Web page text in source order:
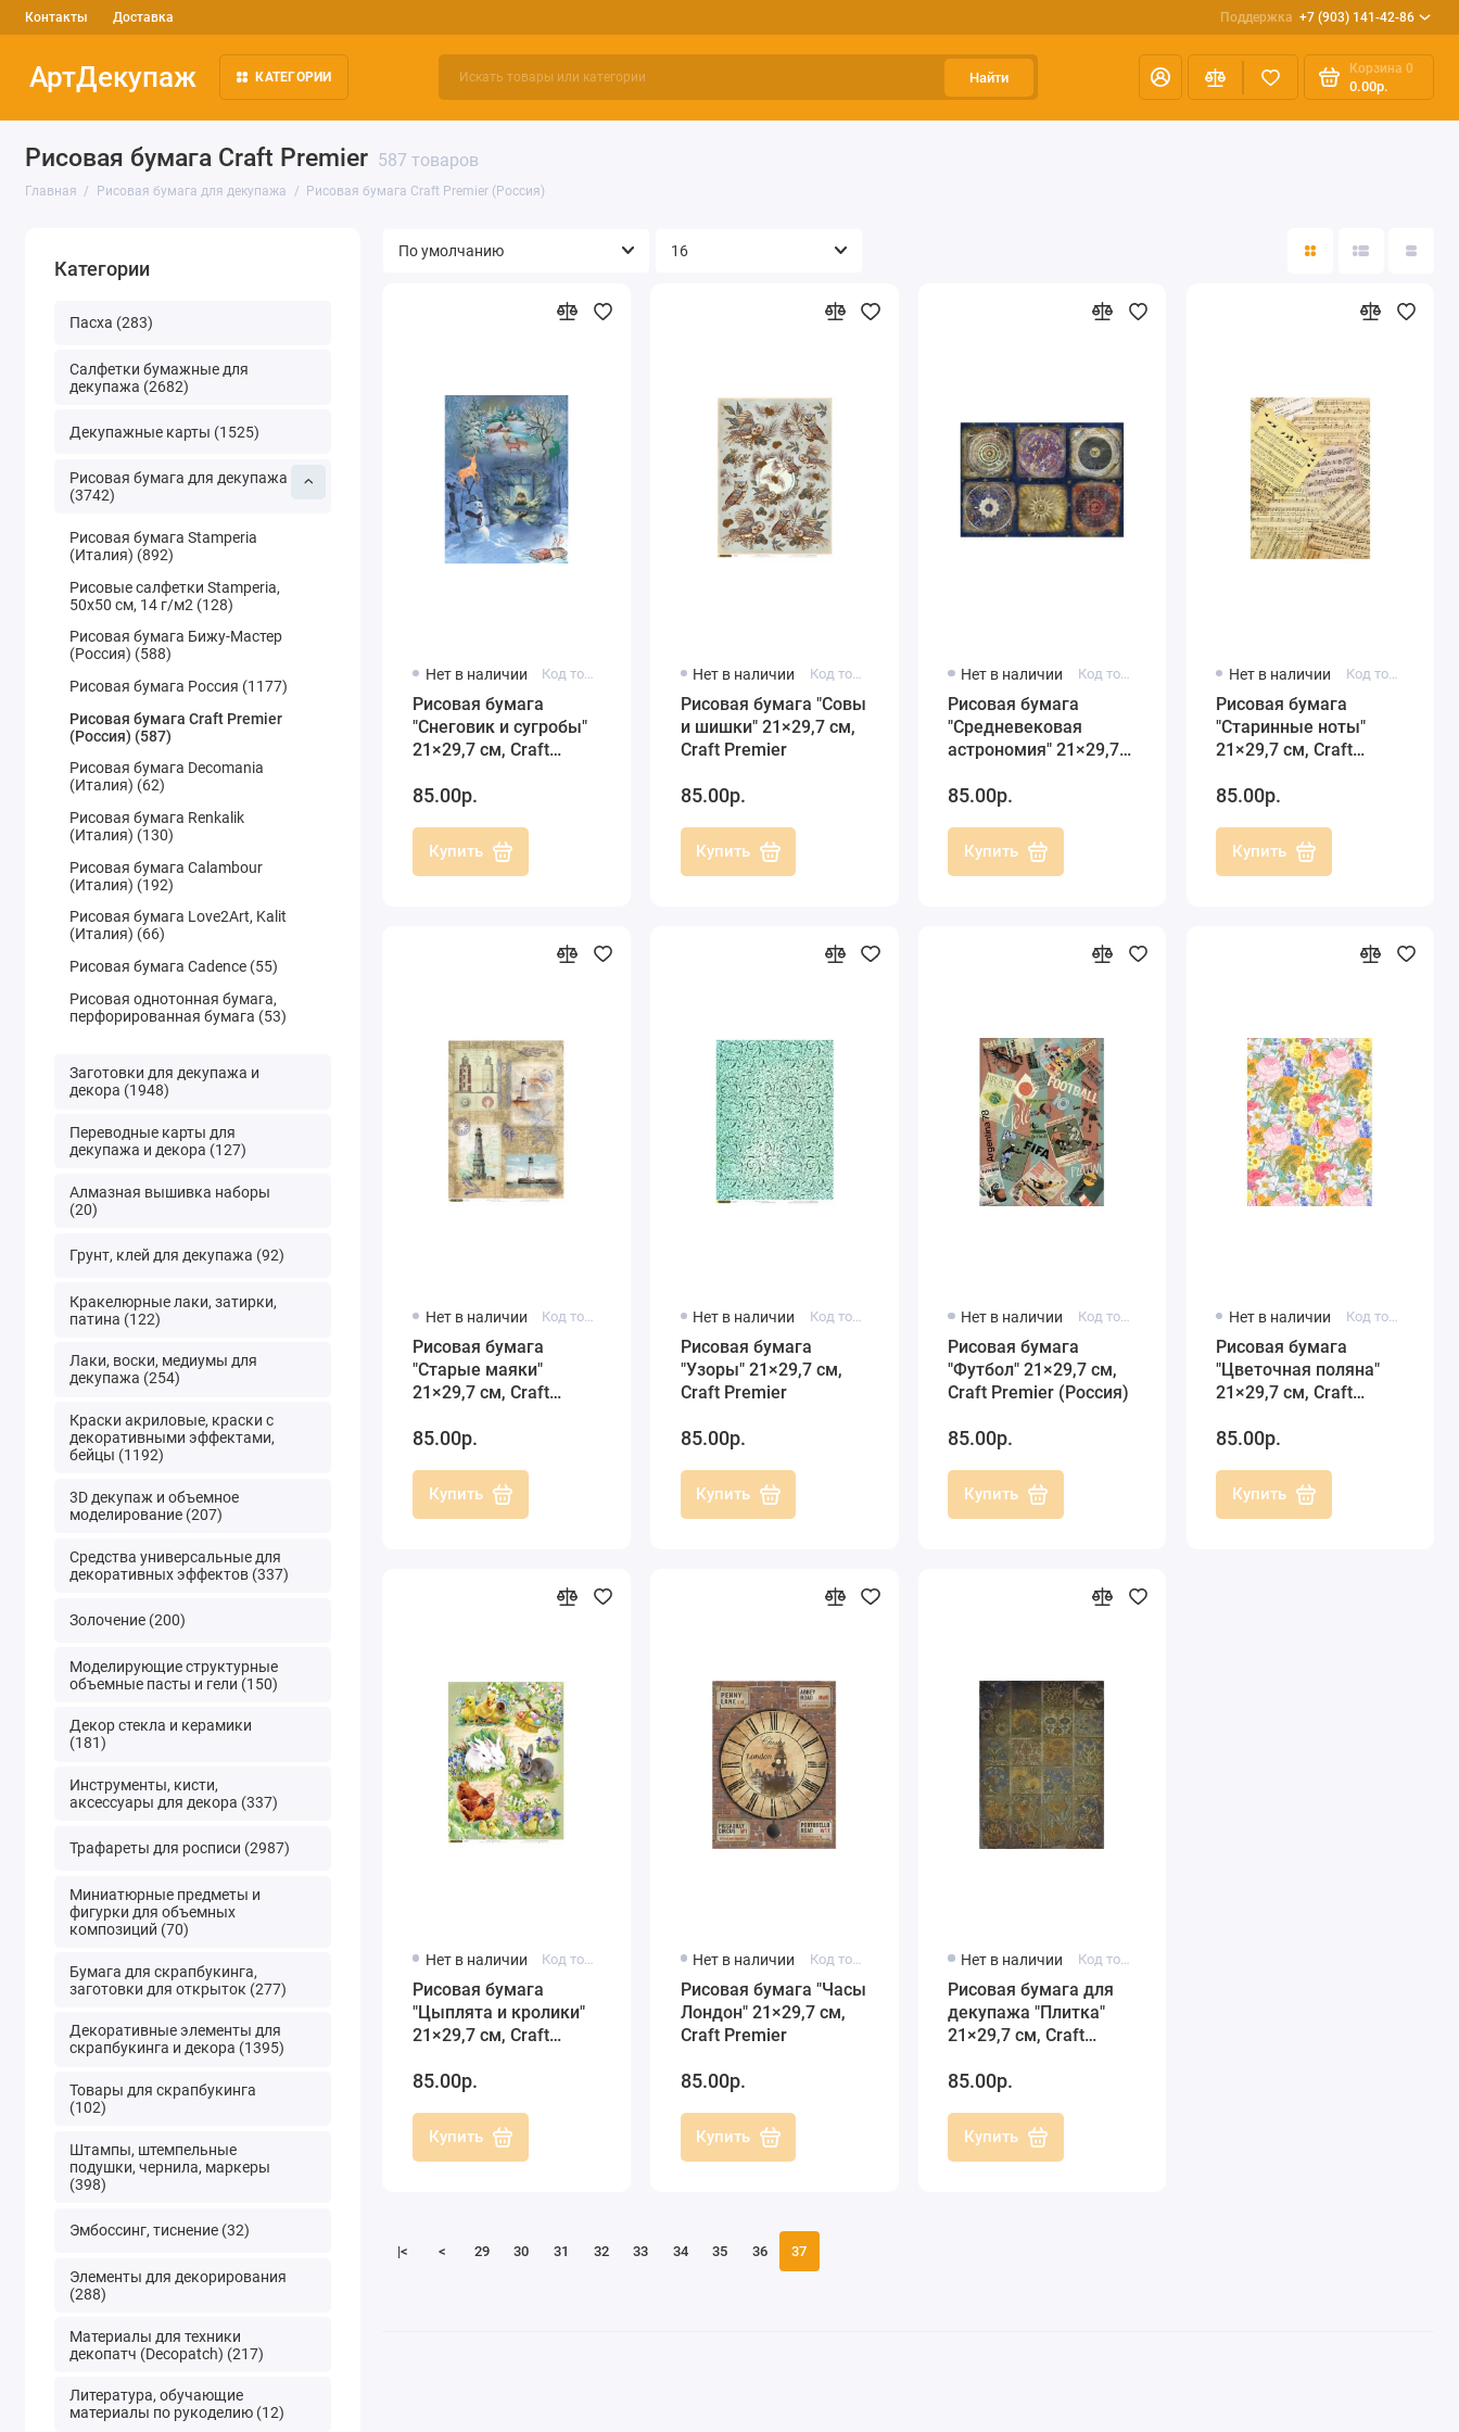
Контакты Доставка Поддержка +7 (903) 141-42-86
АртДекупаж КАТЕГОРИИ Найти
Корзина 0
0.00р.
Рисовая бумага Craft Premier 587 товаров
Главная Рисовая бумага для декупажа Рисовая бумага Craft Premier (Россия)
Категории
Пасха (283)
Салфетки бумажные для
декупажа (2682)
Декупажные карты (1525)
Рисовая бумага для декупажа
(3742)
Рисовая бумага Stamperia
(Италия) (892)
Рисовые салфетки Stamperia,
50х50 см, 14 г/м2 (128)
Рисовая бумага Бижу-Мастер
(Россия) (588)
Рисовая бумага Россия (1177)
Рисовая бумага Craft Premier
(Россия) (587)
Рисовая бумага Decomania
(Италия) (62)
Рисовая бумага Renkalik
(Италия) (130)
Рисовая бумага Calambour
(Италия) (192)
Рисовая бумага Love2Art, Kalit
(Италия) (66)
Рисовая бумага Cadence (55)
Рисовая однотонная бумага,
перфорированная бумага (53)
Заготовки для декупажа и
декора (1948)
Переводные карты для
декупажа и декора (127)
Алмазная вышивка наборы
(20)
Грунт, клей для декупажа (92)
Кракелюрные лаки, затирки,
патина (122)
Лаки, воски, медиумы для
декупажа (254)
Краски акриловые, краски с
декоративными эффектами,
бейцы (1192)
3D декупаж и объемное
моделирование (207)
Средства универсальные для
декоративных эффектов (337)
Золочение (200)
Моделирующие структурные
объемные пасты и гели (150)
Декор стекла и керамики
(181)
Инструменты, кисти,
аксессуары для декора (337)
Трафареты для росписи (2987)
Миниатюрные предметы и
фигурки для объемных
композиций (70)
Бумага для скрапбукинга,
заготовки для открыток (277)
Декоративные элементы для
скрапбукинга и декора (1395)
Товары для скрапбукинга
(102)
Штампы, штемпельные
подушки, чернила, маркеры
(398)
Эмбоссинг, тиснение (32)
Элементы для декорирования
(288)
Материалы для техники
декопатч (Decopatch) (217)
Литература, обучающие
материалы по рукоделию (12)
Нет в наличии Код товара: C4 CPD003
Рисовая бумага
"Снеговик и сугробы"
21×29,7 см, Craft
85.00р.
Купить
Нет в наличии Код товара: C4 CPD0588
Рисовая бумага "Совы
и шишки" 21×29,7 см,
Craft Premier
85.00р.
Купить
Нет в наличии Код товара: C4 CPD031
Рисовая бумага
"Средневековая
астрономия" 21×29,7
85.00р.
Купить
Нет в наличии Код товара: C4 CP06209
Рисовая бумага
"Старинные ноты"
21×29,7 см, Craft
85.00р.
Купить
Нет в наличии Код товара: C4 CPD0636
Рисовая бумага
"Старые маяки"
21×29,7 см, Craft
85.00р.
Купить
Нет в наличии Код товара: C4 CPD0681
Рисовая бумага
"Узоры" 21×29,7 см,
Craft Premier
85.00р.
Купить
Нет в наличии Код товара: C4 CP05622
Рисовая бумага
"Футбол" 21×29,7 см,
Craft Premier (Россия)
85.00р.
Купить
Нет в наличии Код товара: C4 CP01611
Рисовая бумага
"Цветочная поляна"
21×29,7 см, Craft
85.00р.
Купить
Нет в наличии Код товара: C4 CPD0578
Рисовая бумага
"Цыплята и кролики"
21×29,7 см, Craft
85.00р.
Купить
Нет в наличии Код товара: C4 CPD0521
Рисовая бумага "Часы
Лондон" 21×29,7 см,
Craft Premier
85.00р.
Купить
Нет в наличии Код товара: C4 CPD0522
Рисовая бумага для
декупажа "Плитка"
21×29,7 см, Craft
85.00р.
Купить
|< < 29 30 31 32 33 34 35 36 37